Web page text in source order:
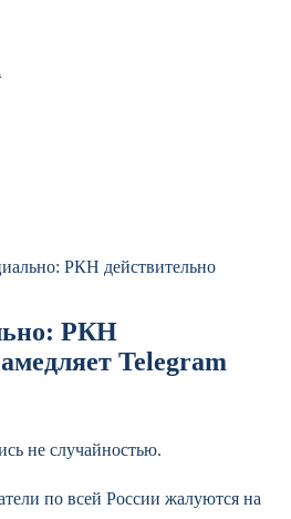
РКН действительно
РКН
Telegram
не случайностью.
по всей России жалуются на